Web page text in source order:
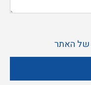
של האתר